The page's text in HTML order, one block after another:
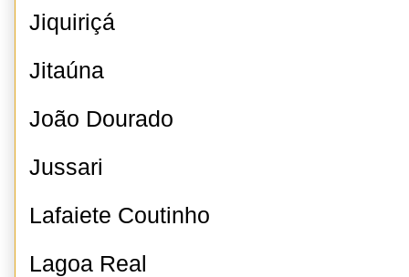
Jiquiriçá
Jitaúna
João Dourado
Jussari
Lafaiete Coutinho
Lagoa Real